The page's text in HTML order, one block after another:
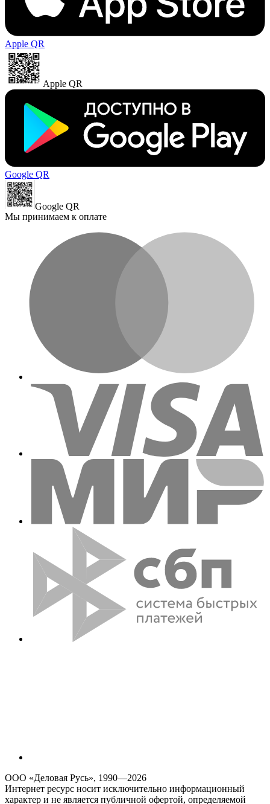
Apple QR
Apple QR
Google QR
Google QR
Мы принимаем к оплате
ООО «Деловая Русь», 1990—2026
Интернет ресурс носит исключительно информационный
характер и не является публичной офертой, определяемой